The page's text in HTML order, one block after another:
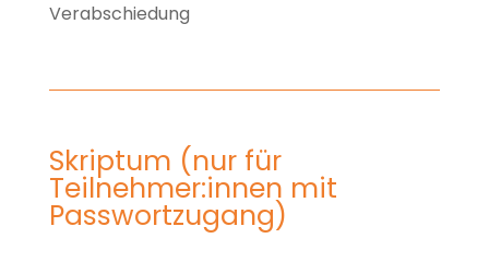
Verabschiedung
Skriptum (nur für
Teilnehmer:innen mit
Passwortzugang)